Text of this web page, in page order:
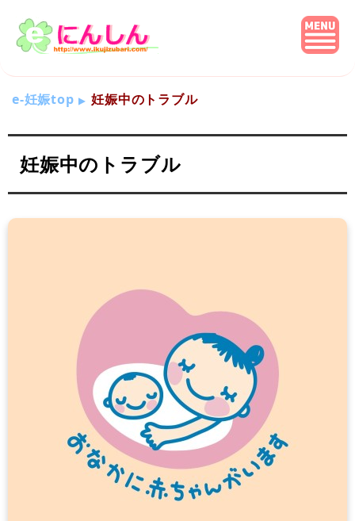
e-妊娠top 妊娠中のトラブル
妊娠中のトラブル